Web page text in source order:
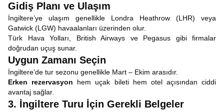
Gidiş Planı ve Ulaşım
İngiltere’ye ulaşım genellikle Londra Heathrow (LHR) veya
Gatwick (LGW) havaalanları üzerinden olur.
Türk Hava Yolları, British Airways ve Pegasus gibi firmalar
doğrudan uçuş sunar.
Uygun Zamanı Seçin
İngiltere’de tur sezonu genellikle Mart – Ekim arasıdır.
Erken rezervasyon hem uçak bileti hem otel açısından ciddi
avantaj sağlar.
3. İngiltere Turu İçin Gerekli Belgeler